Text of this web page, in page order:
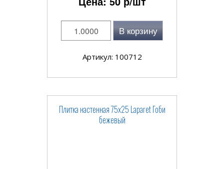
В корзину
Артикул: 100712
Плитка настенная 75x25 Laparet Гоби
бежевый